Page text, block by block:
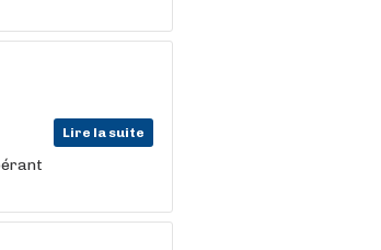
Lire la suite